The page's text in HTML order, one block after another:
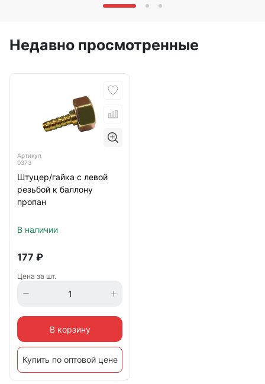
Недавно просмотренные
Артикул
0373
Штуцер/гайка с левой
резьбой к баллону
пропан
В наличии
177 ₽
Цена за шт.
В корзину
Купить по оптовой цене